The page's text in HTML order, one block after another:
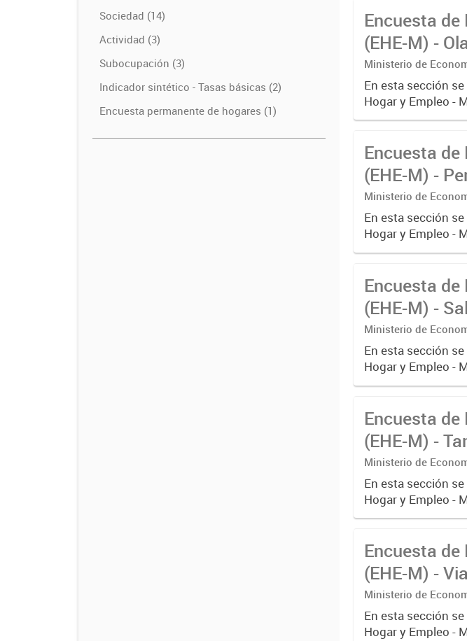
Sociedad (14)
Actividad (3)
Subocupación (3)
Indicador sintético - Tasas básicas (2)
Encuesta permanente de hogares (1)
Encuesta
(EHE-M) -
Ministerio de
Estadística.
En esta sección
Hogar y Empleo -
Encuesta
(EHE-M) -
Ministerio de
Estadística.
En esta sección
Hogar y Empleo -
Encuesta
(EHE-M) -
Ministerio de
Coordinación
Estadística
En esta sección
Hogar y Empleo -
Encuesta
(EHE-M) -
Ministerio de
Estadística.
En esta sección
Hogar y Empleo -
Encuesta
(EHE-M) -
Ministerio de
Estadística.
En esta sección
Hogar y Empleo -